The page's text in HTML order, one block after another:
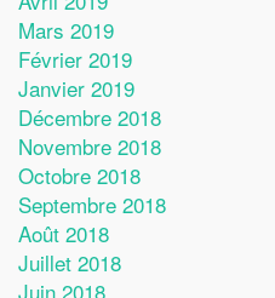
Mars 2019
Février 2019
Janvier 2019
Décembre 2018
Novembre 2018
Octobre 2018
Septembre 2018
Août 2018
Juillet 2018
Juin 2018